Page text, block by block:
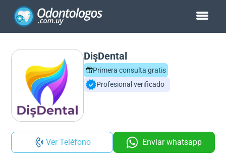
DişDental
Primera consulta gratis
Profesional verificado
Ver Teléfono Enviar whatsapp